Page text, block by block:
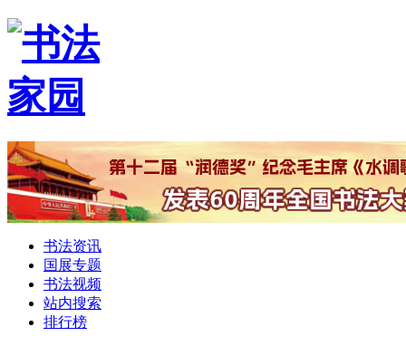
书法资讯
国展专题
书法视频
站内搜索
排行榜